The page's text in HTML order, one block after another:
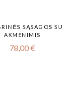
SĄSAGOS SU
AKMENIMIS
78,00€